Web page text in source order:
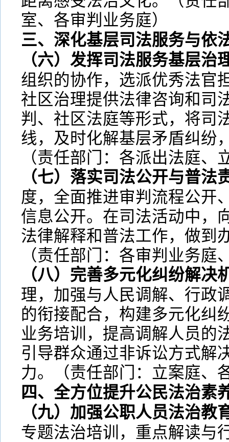
室、各审判业务庭）
三、深化基层司法服务与依
（六）发挥司法服务基层治
组织的协作，选派优秀法官
社区治理提供法律咨询和司
判、社区法庭等形式，将司
线，及时化解基层矛盾纠纷
（责任部门：各派出法庭、
（七）落实司法公开与普法
度，全面推进审判流程公开
信息公开。在司法活动中，
法律解释和普法工作，做到
（责任部门：各审判业务庭
（八）完善多元化纠纷解决
理，加强与人民调解、行政
的衔接配合，构建多元化纠
业务培训，提高调解人员的
引导群众通过非诉讼方式解
力。（责任部门：立案庭、
四、全方位提升公民法治素
（九）加强公职人员法治教
专题法治培训，重点解读与